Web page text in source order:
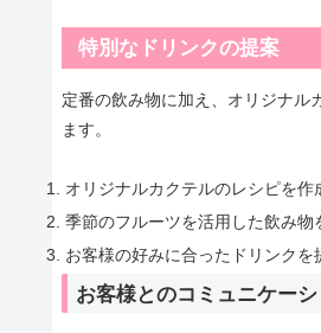
特別なドリンクの提案
定番の飲み物に加え、オリジナル
ます。
オリジナルカクテルのレシピを作
季節のフルーツを活用した飲み物
お客様の好みに合ったドリンクを
お客様とのコミュニケー